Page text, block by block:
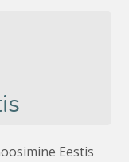
Eestis